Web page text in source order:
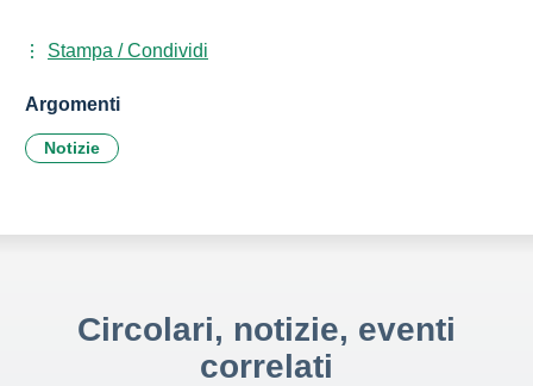
Stampa / Condividi
Argomenti
Notizie
Circolari, notizie, eventi
correlati